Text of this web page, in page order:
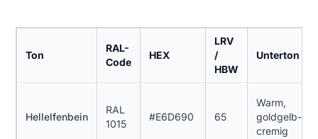
Ton
RAL-
Code
HEX
LRV
/
HBW
Unterton
Hellelfenbein
RAL
1015
#E6D690 65
Warm,
goldgelb-
cremig